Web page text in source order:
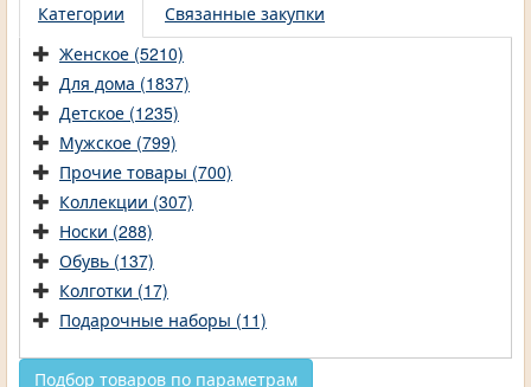
Категории
Связанные закупки
Женское (5210)
Для дома (1837)
Детское (1235)
Мужское (799)
Прочие товары (700)
Коллекции (307)
Носки (288)
Обувь (137)
Колготки (17)
Подарочные наборы (11)
Подбор товаров по параметрам